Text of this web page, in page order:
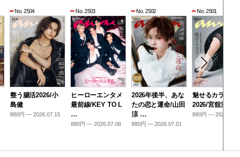
No. 2504
整う腸活2026/小
島健
880円 — 2026.07.15
No. 2503
ヒーローエンタメ
最前線/KEY TO L
…
880円 — 2026.07.08
No. 2502
2026年後半、あな
たの恋と運命/山田
涼 …
880円 — 2026.07.01
No. 2501
魅せるカラダ
2026/宮舘涼太
880円 — 2026.06.24